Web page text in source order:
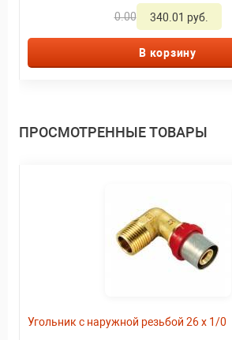
0.00 340.01 руб.
В корзину
ПРОСМОТРЕННЫЕ ТОВАРЫ
Угольник с наружной резьбой 26 x 1/0